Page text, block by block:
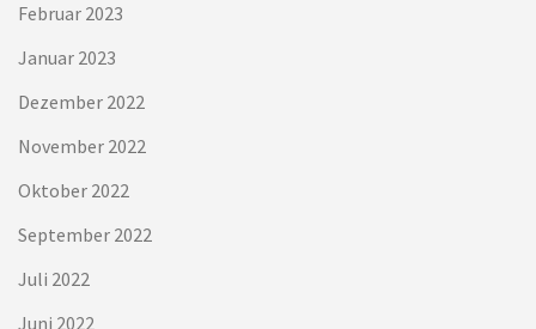
Februar 2023
Januar 2023
Dezember 2022
November 2022
Oktober 2022
September 2022
Juli 2022
Juni 2022